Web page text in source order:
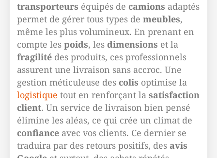
transporteurs équipés de camions adaptés
permet de gérer tous types de meubles,
même les plus volumineux. En prenant en
compte les poids, les dimensions et la
fragilité des produits, ces professionnels
assurent une livraison sans accroc. Une
gestion méticuleuse des colis optimise la
logistique tout en renforçant la satisfaction
client. Un service de livraison bien pensé
élimine les aléas, ce qui crée un climat de
confiance avec vos clients. Ce dernier se
traduira par des retours positifs, des avis